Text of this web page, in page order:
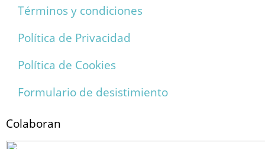
Términos y condiciones
Política de Privacidad
Política de Cookies
Formulario de desistimiento
Colaboran